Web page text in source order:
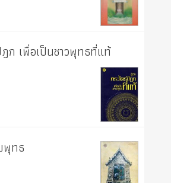
ก เพื่อเป็นชาวพุทธที่แท้
ทธ